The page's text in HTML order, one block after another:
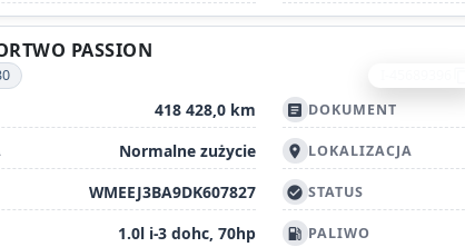
PASSION
418 428,0 km article DOKUMENT
Normalne zużycie location_on LOKALIZACJA
WMEEJ3BA9DK607827 check_circle STATUS
1.0l i-3 dohc, 70hp local_gas_station PALIWO